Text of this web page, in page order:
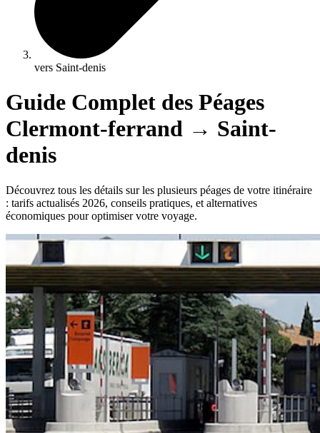
vers Saint-denis
Guide Complet des Péages
Clermont-ferrand → Saint-
denis
Découvrez tous les détails sur les plusieurs péages de votre itinéraire
: tarifs actualisés 2026, conseils pratiques, et alternatives
économiques pour optimiser votre voyage.